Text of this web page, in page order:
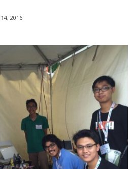
14, 2016